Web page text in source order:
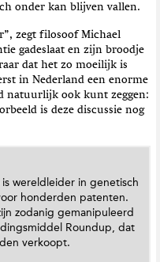
onder kan blijven vallen.
zegt filosoof Michael
gadeslaat en zijn broodje
dat het zo moeilijk is
in Nederland een enorme
natuurlijk ook kunt zeggen:
is deze discussie nog
wereldleider in genetisch
honderden patenten.
zodanig gemanipuleerd
Roundup, dat
verkoopt.